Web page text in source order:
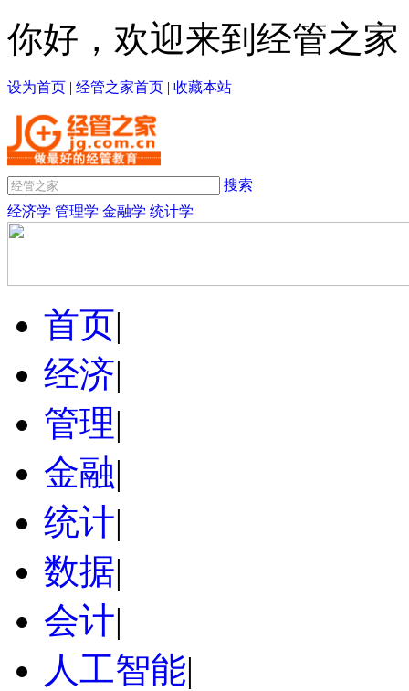
你好，欢迎来到经管之家
设为首页 | 经管之家首页 | 收藏本站
搜索
经济学 管理学 金融学 统计学
首页|
经济|
管理|
金融|
统计|
数据|
会计|
人工智能|